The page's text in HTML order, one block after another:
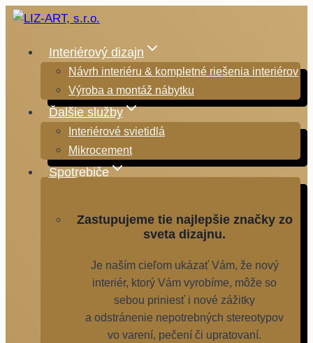
Skip
content
Interiérový dizajn
Návrh interiéru & kompletné riešenia interiérov
Výroba a montáž nábytku
Ďalšie služby
Interiérové svietidlá
Mikrocement
Spotrebiče
Zastupujeme tie najlepšie značky zo
sveta dizajnu.
Je naším cieľom ukázať Vám, že nový
interiér, ktorý Vám vyrobíme, môže so
sebou priniesť i nové zážitky
a odstránenie nepotrebných stereotypov
vo varení, pečení či upratovaní.